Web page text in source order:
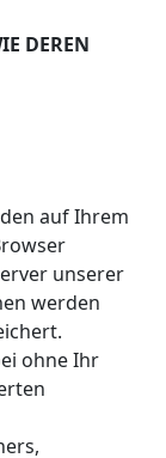
DEREN
auf Ihrem
unserer
werden
ohne Ihr